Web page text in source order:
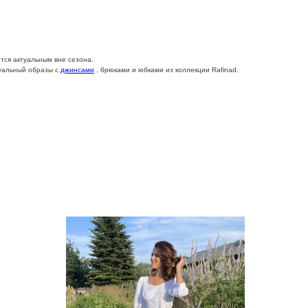
актуальным вне сезона.
образы с джинсами , брюками и юбками из коллекции Rafinad.